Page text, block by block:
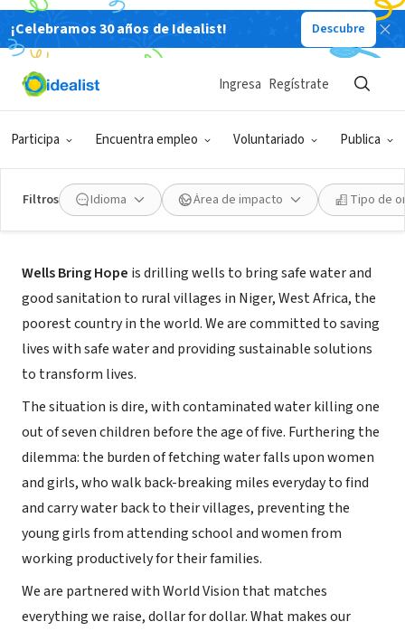
¡Celebramos 30 años de Idealist! Descubre
Participa Encuentra empleo Voluntariado Publica
Ingresa Regístrate
Filtros Idioma Área de impacto Tipo de
ORGANIZACIÓN SIN FIN DE LUCRO
Wells Bring Hope
Acerca de
Wells Bring Hope is drilling wells to bring safe water and
good sanitation to rural villages in Niger, West Africa, the
poorest country in the world. We are committed to saving
lives with safe water and providing sustainable solutions
to transform lives.
The situation is dire, with contaminated water killing one
out of seven children before the age of five. Furthering the
dilemma: the burden of fetching water falls upon women
and girls, who walk back-breaking miles everyday to find
and carry water back to their villages, preventing the
young girls from attending school and women from
working productively for their families.
We are partnered with World Vision that matches
everything we raise, dollar for dollar. What makes our